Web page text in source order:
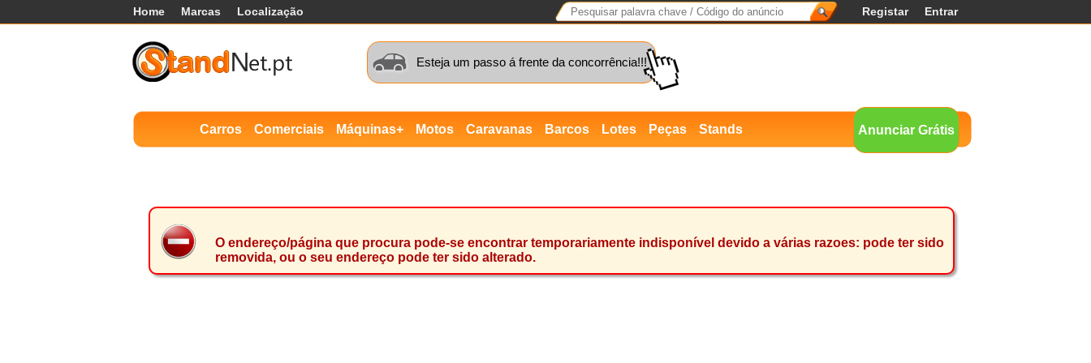
Home Marcas Localização Entrar
Registar
Esteja um passo á frente da concorrência!!!
Anunciar Grátis
Carros Comerciais Máquinas+ Motos Caravanas Barcos Lotes Peças Stands
O endereço/página que procura pode-se encontrar temporariamente indisponível devido a várias razoes: pode ter sido
removida, ou o seu endereço pode ter sido alterado.